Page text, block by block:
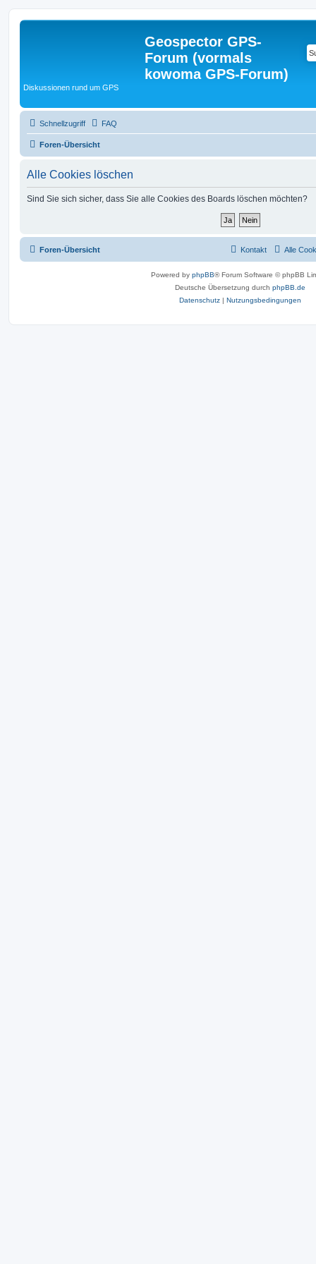
Geospector GPS-
Forum (vormals
kowoma GPS-Forum)
Diskussionen rund um GPS
Schnellzugriff FAQ
Foren-Übersicht
Alle Cookies löschen
Sind Sie sich sicher, dass Sie alle Cookies des Boards löschen möchten?
Foren-Übersicht Alle
Kontakt
Powered by phpBB® Forum Software © phpBB
Deutsche Übersetzung durch phpBB.de
Datenschutz | Nutzungsbedingungen